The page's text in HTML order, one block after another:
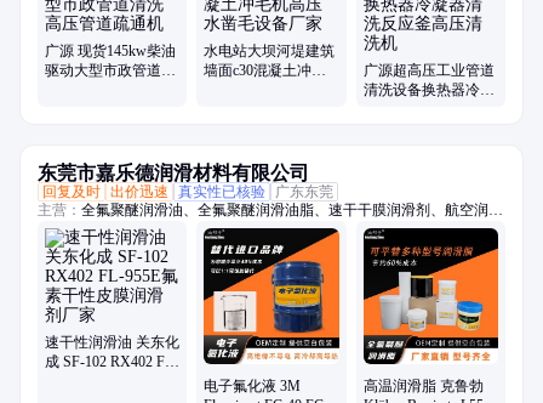
磷、电驱动高压、水除磷系统、水喷砂除锈、冷凝器管道、下水道疏通
广源 现货145kw柴油
驱动大型市政管道清
水电站大坝河堤建筑
墙面c30混凝土冲毛
广源超高压工业管道
清洗设备换热器冷凝
东莞市嘉乐德润滑材料有限公司
回复及时 出价迅速 真实性已核验
广东东莞
主营： 全氟聚醚润滑油、全氟聚醚润滑油脂、速干干膜润滑剂、航空润滑
油脂、-70至1400度润滑油脂、轴承润滑油脂、齿轮润滑油脂、螺丝螺栓
润滑油脂、抗咬合防卡剂、高真空密封硅脂、电子氟化冷却液、疏水涂层
涂料、一比一平替进口品牌系列油脂
速干性润滑油 关东化
成 SF-102 RX402 FL-
电子氟化液 3M
高温润滑脂 克鲁勃